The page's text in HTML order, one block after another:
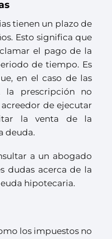
tienen un plazo de
Esto significa que
el pago de la
de tiempo. Es
en el caso de las
la prescripción no
de ejecutar
la venta de la
deuda.
a un abogado
dudas acerca de la
hipotecaria.
los impuestos no